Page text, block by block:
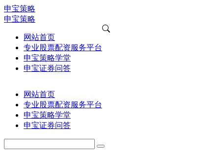
申宝策略
申宝策略
网站首页
专业股票配资服务平台
申宝策略学堂
申宝证券问答
网站首页
专业股票配资服务平台
申宝策略学堂
申宝证券问答